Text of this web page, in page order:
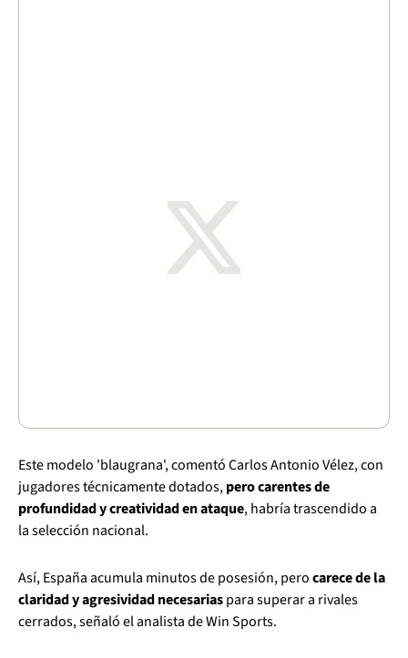
Este modelo 'blaugrana', comentó Carlos Antonio Vélez, con
jugadores técnicamente dotados,pero carentes de
profundidad y creatividad en ataque, habría trascendido a
la selección nacional.
Así, España acumula minutos de posesión, perocarece de la
claridad y agresividad necesariaspara superar a rivales
cerrados, señaló el analista de Win Sports.